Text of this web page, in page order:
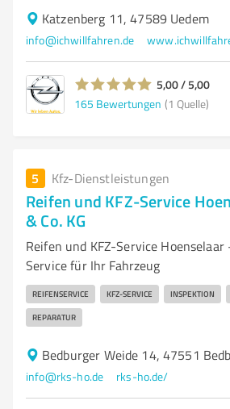
Katzenberg 11, 47589 Uedem
info@ichwillfahren.de
5,00 / 5,00
165 Bewertungen (1 Quelle)
5 Kfz-Dienstleistungen
Reifen und KFZ-Service
& Co. KG
Reifen und KFZ-Service
Service für Ihr Fahrzeug
REIFENSERVICE KFZ-SERVICE INSPEKTION
REPARATUR
Bedburger Weide 14, 47551
info@rks-ho.de rks-ho.de/